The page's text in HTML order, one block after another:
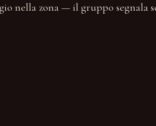
nella zona — il gruppo segnala